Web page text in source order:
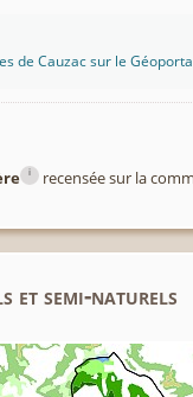
de Cauzac sur le
i recensée sur la
et semi-naturels